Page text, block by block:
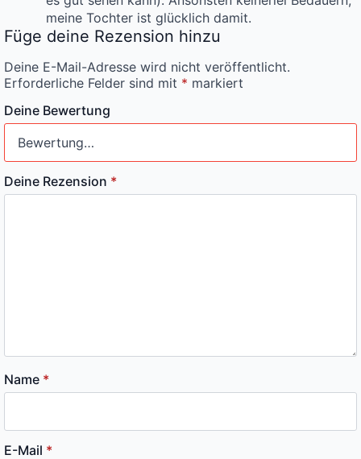
meine Tochter ist glücklich damit.
Füge deine Rezension hinzu
Deine E-Mail-Adresse wird nicht veröffentlicht.
Erforderliche Felder sind mit * markiert
Deine Bewertung
Deine Rezension *
Name *
E-Mail *